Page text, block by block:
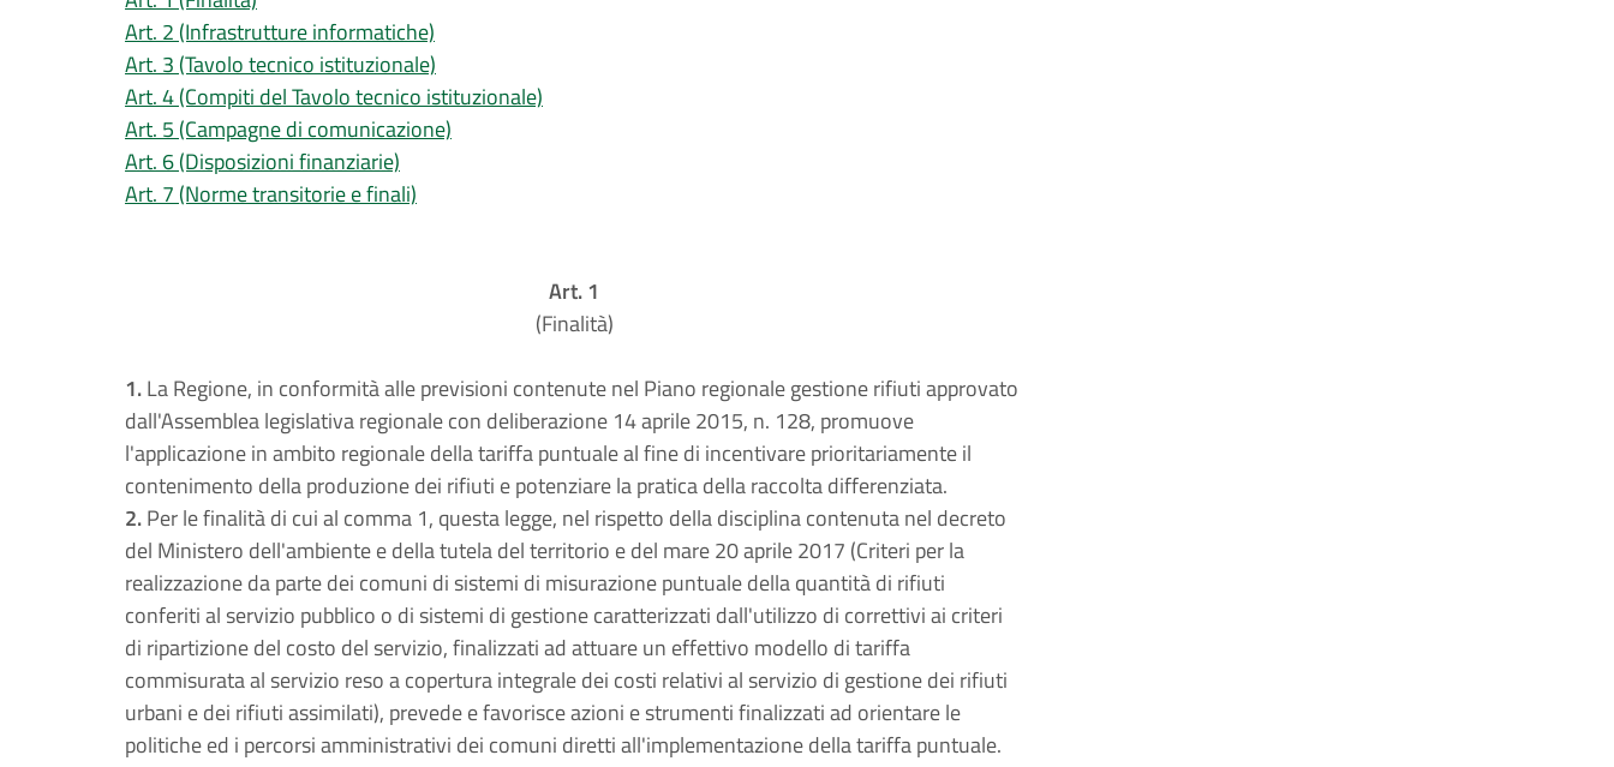
Art. 2 (Infrastrutture informatiche)
Art. 3 (Tavolo tecnico istituzionale)
Art. 4 (Compiti del Tavolo tecnico istituzionale)
Art. 5 (Campagne di comunicazione)
Art. 6 (Disposizioni finanziarie)
Art. 7 (Norme transitorie e finali)
Art. 1
(Finalità)
1.La Regione, in conformità alle previsioni contenute nel Piano regionale gestione rifiuti approvato
dall'Assemblea legislativa regionale con deliberazione 14 aprile 2015, n. 128, promuove
l'applicazione in ambito regionale della tariffa puntuale al fine di incentivare prioritariamente il
contenimento della produzione dei rifiuti e potenziare la pratica della raccolta differenziata.
2.Per le finalità di cui al comma 1, questa legge, nel rispetto della disciplina contenuta nel decreto
del Ministero dell'ambiente e della tutela del territorio e del mare 20 aprile 2017 (Criteri per la
realizzazione da parte dei comuni di sistemi di misurazione puntuale della quantità di rifiuti
conferiti al servizio pubblico o di sistemi di gestione caratterizzati dall'utilizzo di correttivi ai criteri
di ripartizione del costo del servizio, finalizzati ad attuare un effettivo modello di tariffa
commisurata al servizio reso a copertura integrale dei costi relativi al servizio di gestione dei rifiuti
urbani e dei rifiuti assimilati), prevede e favorisce azioni e strumenti finalizzati ad orientare le
politiche ed i percorsi amministrativi dei comuni diretti all'implementazione della tariffa puntuale.